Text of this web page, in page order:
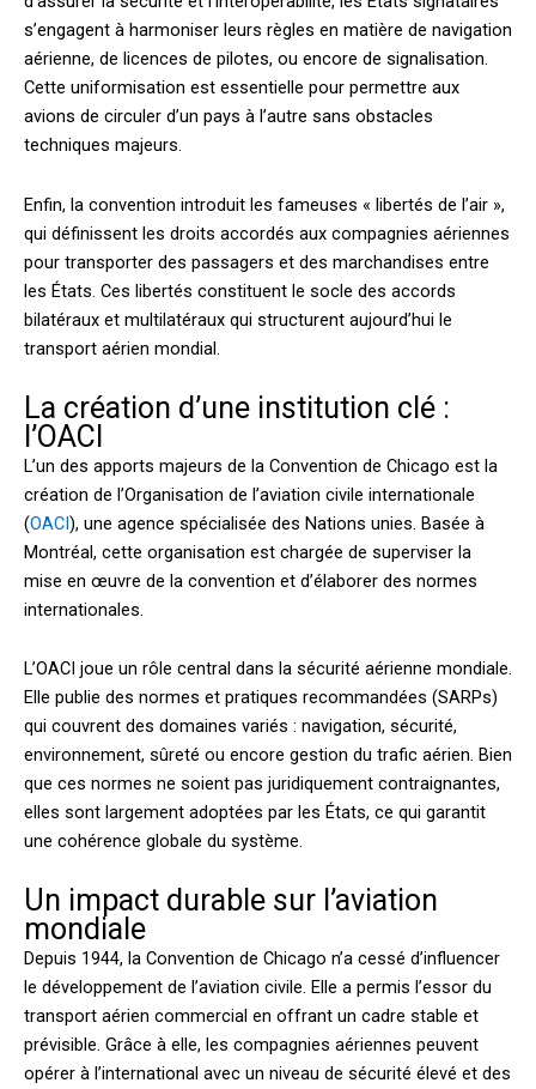
s’engagent à harmoniser leurs règles en matière de navigation
aérienne, de licences de pilotes, ou encore de signalisation.
Cette uniformisation est essentielle pour permettre aux
avions de circuler d’un pays à l’autre sans obstacles
techniques majeurs.
Enfin, la convention introduit les fameuses « libertés de l’air »,
qui définissent les droits accordés aux compagnies aériennes
pour transporter des passagers et des marchandises entre
les États. Ces libertés constituent le socle des accords
bilatéraux et multilatéraux qui structurent aujourd’hui le
transport aérien mondial.
La création d’une institution clé :
l’OACI
L’un des apports majeurs de la Convention de Chicago est la
création de l’Organisation de l’aviation civile internationale
(OACI), une agence spécialisée des Nations unies. Basée à
Montréal, cette organisation est chargée de superviser la
mise en œuvre de la convention et d’élaborer des normes
internationales.
L’OACI joue un rôle central dans la sécurité aérienne mondiale.
Elle publie des normes et pratiques recommandées (SARPs)
qui couvrent des domaines variés : navigation, sécurité,
environnement, sûreté ou encore gestion du trafic aérien. Bien
que ces normes ne soient pas juridiquement contraignantes,
elles sont largement adoptées par les États, ce qui garantit
une cohérence globale du système.
Un impact durable sur l’aviation
mondiale
Depuis 1944, la Convention de Chicago n’a cessé d’influencer
le développement de l’aviation civile. Elle a permis l’essor du
transport aérien commercial en offrant un cadre stable et
prévisible. Grâce à elle, les compagnies aériennes peuvent
opérer à l’international avec un niveau de sécurité élevé et des